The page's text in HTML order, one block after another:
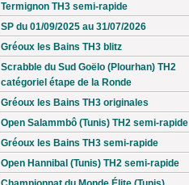
Termignon TH3 semi-rapide
SP du 01/09/2025 au 31/07/2026
Gréoux les Bains TH3 blitz
Scrabble du Sud Goëlo (Plourhan) TH2
catégoriel étape de la Ronde
Gréoux les Bains TH3 originales
Open Salammbô (Tunis) TH2 semi-rapide
Gréoux les Bains TH3 semi-rapide
Open Hannibal (Tunis) TH2 semi-rapide